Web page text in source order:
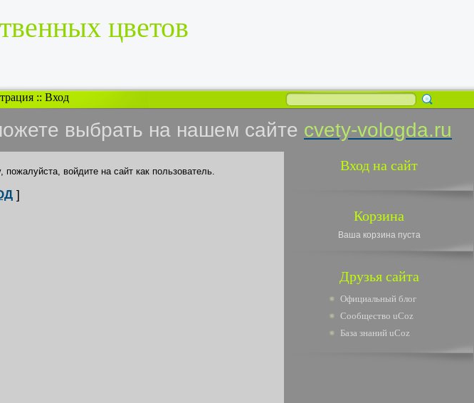
цветов
:: Вход
выбрать на нашем сайте cvety-vologda.ru
войдите на сайт как пользователь.
]
Вход на сайт
Корзина
Ваша корзина пуста
Друзья сайта
Официальный блог
Сообщество uCoz
База знаний uCoz